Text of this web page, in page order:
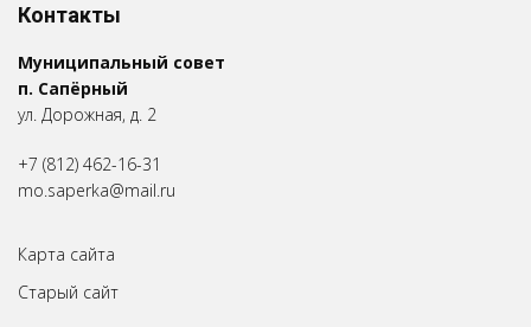
Контакты
Муниципальный совет
п. Сапёрный
ул. Дорожная, д. 2
+7 (812) 462-16-31
mo.saperka@mail.ru
Карта сайта
Старый сайт